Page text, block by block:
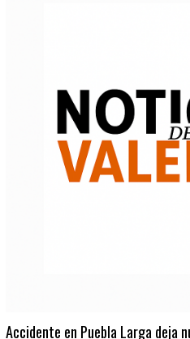
Accidente en Puebla Larga deja